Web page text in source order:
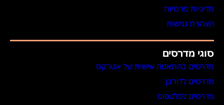
מדיניות פרטיות
הצהרת נגישות
סוגי מדרסים
מדרסים בהתאמה אישית של אטרקס
מדרסים לדורבן
מדרסים לפלטפוס